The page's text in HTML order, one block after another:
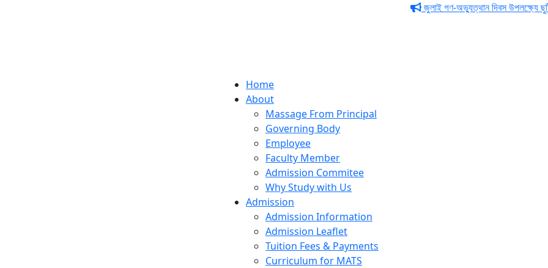
জুলাই গণ-অভ্যুত্থান দিবস উপলক্ষ্যে ছুটির
Home
About
Massage From Principal
Governing Body
Employee
Faculty Member
Admission Commitee
Why Study with Us
Admission
Admission Information
Admission Leaflet
Tuition Fees & Payments
Curriculum for MATS